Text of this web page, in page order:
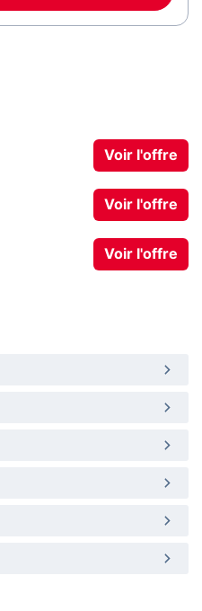
Voir l'offre
Voir l'offre
Voir l'offre